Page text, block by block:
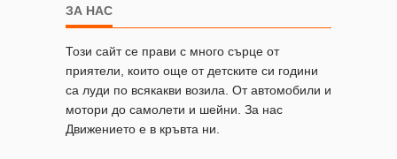
ЗА НАС
Този сайт се прави с много сърце от
приятели, които още от детските си години
са луди по всякакви возила. От автомобили и
мотори до самолети и шейни. За нас
Движението е в кръвта ни.